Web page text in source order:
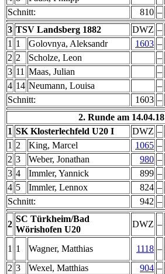
Schnitt:
810 –
3 TSV Landsberg 1882 DWZ –
1 1 Golovnya, Aleksandr 1603 –
2 2 Scholze, Leon –
3 11 Maas, Julian –
4 14 Neumann, Louisa –
Schnitt:
1603 –
2. Runde am 14.04.18
1 SK Klosterlechfeld U20 I DWZ –
1 2 King, Marcel 1065 –
2 3 Weber, Jonathan 980 –
3 4 Immler, Yannick 899 –
4 5 Immler, Lennox 824 –
Schnitt:
942 –
2
SC Türkheim/Bad
Wörishofen U20
DWZ –
1 1 Wagner, Matthias 1118 –
2 3 Wexel, Matthias 904 –